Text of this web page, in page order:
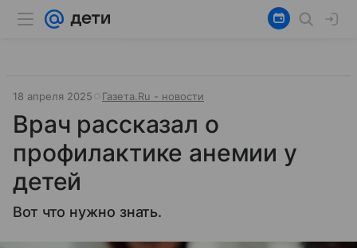
18 апреля 2025 Газета.Ru - новости
Врач рассказал о
профилактике анемии у
детей
Вот что нужно знать.